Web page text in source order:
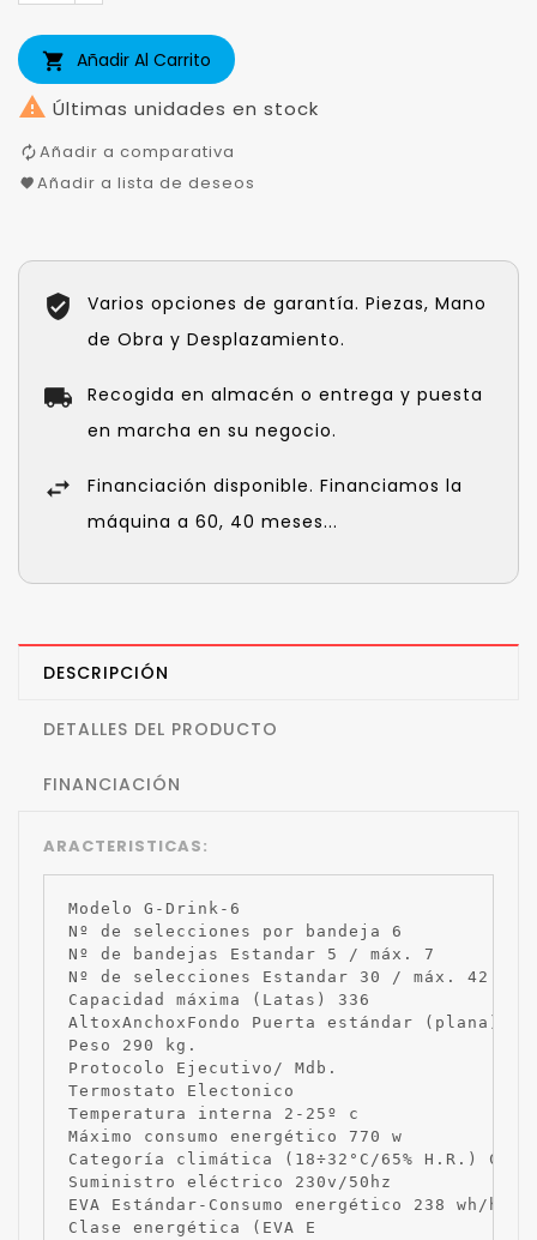
 Añadir Al Carrito
 Últimas unidades en stock
Añadir a comparativa
Añadir a lista de deseos
Varios opciones de garantía. Piezas, Mano
de Obra y Desplazamiento.
Recogida en almacén o entrega y puesta
en marcha en su negocio.
Financiación disponible. Financiamos la
máquina a 60, 40 meses...
DESCRIPCIÓN
DETALLES DEL PRODUCTO
FINANCIACIÓN
ARACTERISTICAS:
Modelo G-Drink-6
Nº de selecciones por bandeja 6
Nº de bandejas Estandar 5 / máx. 7
Nº de selecciones Estandar 30 / máx. 42
Capacidad máxima (Latas) 336
AltoxAnchoxFondo Puerta estándar (plana)
Peso 290 kg.
Protocolo Ejecutivo/ Mdb.
Termostato Electonico
Temperatura interna 2-25º c
Máximo consumo energético 770 w
Categoría climática (18÷32°C/65% H.R.) C
Suministro eléctrico 230v/50hz
EVA Estándar-Consumo energético 238 wh/h
Clase energética (EVA E